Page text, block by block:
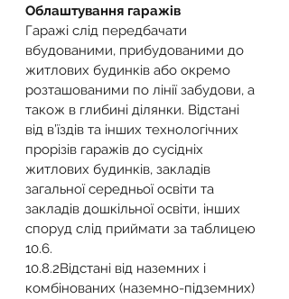
Облаштування гаражів
Гаражі слід передбачати
вбудованими, прибудованими до
житлових будинків або окремо
розташованими по лінії забудови, а
також в глибині ділянки. Відстані
від в’їздів та інших технологічних
прорізів гаражів до сусідніх
житлових будинків, закладів
загальної середньої освіти та
закладів дошкільної освіти, інших
споруд слід приймати за таблицею
10.6.
10.8.2​Відстані від наземних і
комбінованих (наземно-підземних)